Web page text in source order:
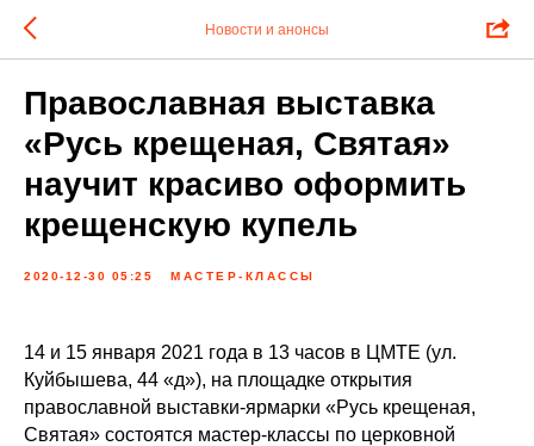
Новости и анонсы
Православная выставка
«Русь крещеная, Святая»
научит красиво оформить
крещенскую купель
2020-12-30 05:25 МАСТЕР-КЛАССЫ
14 и 15 января 2021 года в 13 часов в ЦМТЕ (ул.
Куйбышева, 44 «д»), на площадке открытия
православной выставки-ярмарки «Русь крещеная,
Святая» состоятся мастер-классы по церковной